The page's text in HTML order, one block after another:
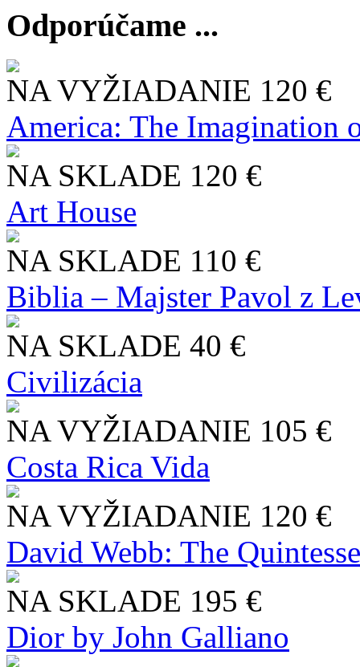
Odporúčame ...
NA VYŽIADANIE 120 €
America: The Imagination
NA SKLADE 120 €
Art House
NA SKLADE 110 €
Biblia – Majster Pavol z
NA SKLADE 40 €
Civilizácia
NA VYŽIADANIE 105 €
Costa Rica Vida
NA VYŽIADANIE 120 €
David Webb: The
NA SKLADE 195 €
Dior by John Galliano